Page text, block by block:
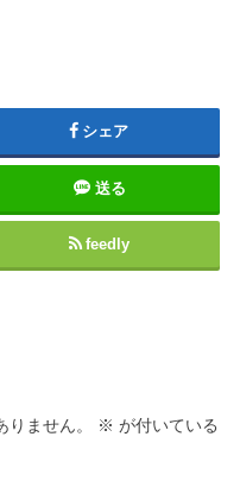
シェア
送る
feedly
ません。 ※ が付いている